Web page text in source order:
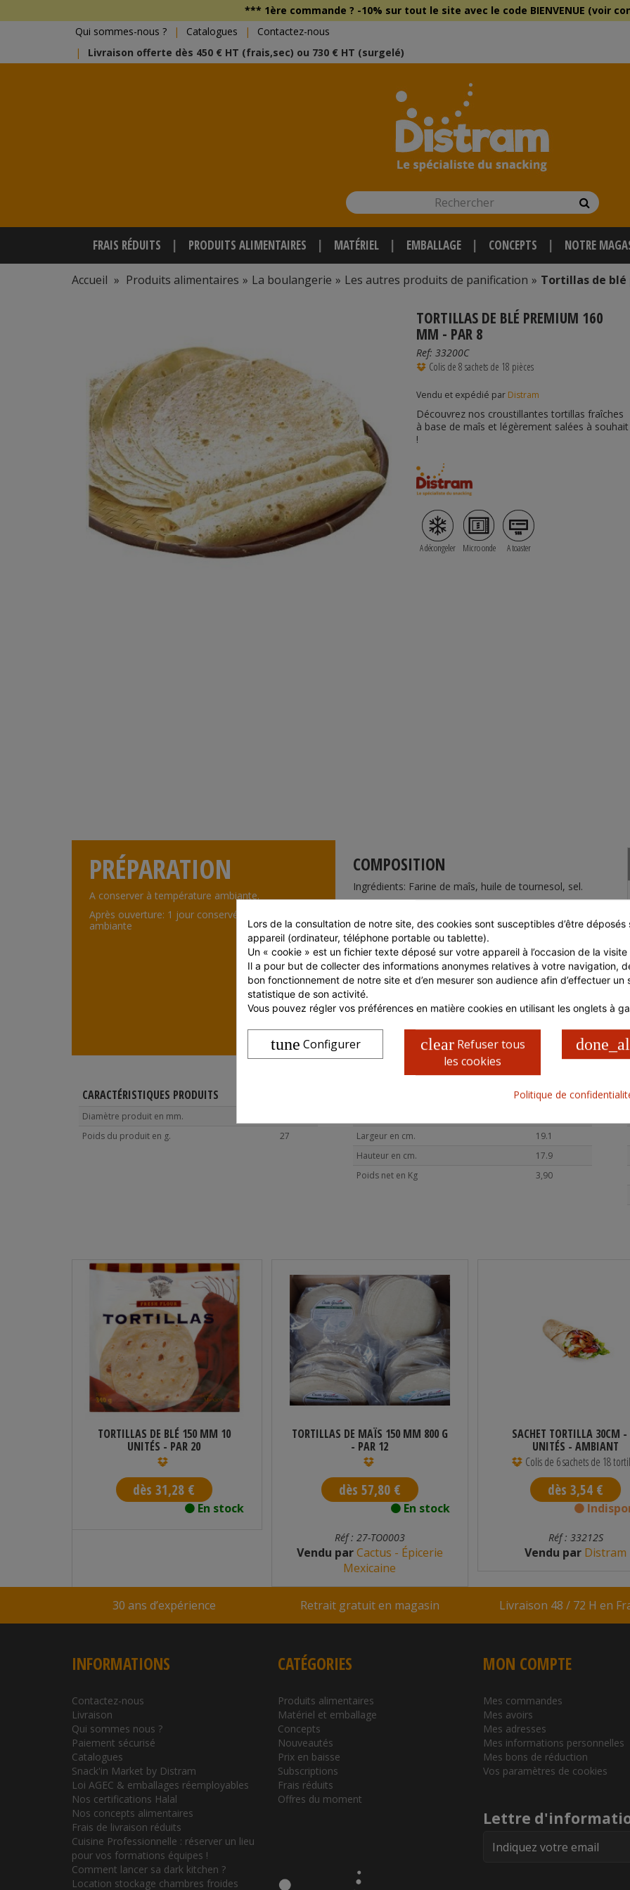
*** 1ère commande ? -10% sur tout le site avec le code BIENVENUE (voir
Qui sommes-nous ?
Catalogues
Contactez-nous
Livraison offerte dès 450 € HT (frais,sec) ou 730 € HT (surgelé)
Rechercher Rechercher
FRAIS RÉDUITS PRODUITS ALIMENTAIRES MATÉRIEL EMBALLAGE CONCEPTS NOTRE
Accueil » Produits alimentaires » La boulangerie » Les autres produits de panification » Tortillas de blé
TORTILLAS DE BLÉ PREMIUM 160
MM - PAR 8
Ref: 33200C
Colis de 8 sachets de 18 pièces
Vendu et expédié par Distram
Découvrez nos croustillantes tortillas fraîches
à base de maîs et légèrement salées à souhait
!
A décongeler Micro onde A toaster
PRÉPARATION
A conserver à température ambiante.
Après ouverture: 1 jour conservé à température
ambiante
COMPOSITION
Ingrédients: Farine de maîs, huile de tournesol, sel.
Garantie sans OGM
Garantie sans ionisation
Cette composition est donnée à titre commerciale et seule la
liste d'ingrédients qui figure sur l'étiquette du produit fait foi.
Prenez connaissance des informations présentes sur
l'emballage du produit, à la livraison et/ou avant toute
consommation, notamment si vous présentez des risques
d'allergies.
CARACTÉRISTIQUES PRODUITS
Diamètre produit en mm.
Poids du produit en g.
27
Largeur en cm.
19.1
Hauteur en cm.
17.9
Poids net en Kg
3,90
TORTILLAS DE BLÉ 150 MM 10
UNITÉS - PAR 20
dès 31,28 €
En stock
TORTILLAS DE MAÏS 150 MM 800 G
- PAR 12
dès 57,80 €
En stock
Réf : 27-TO0003
Vendu parCactus - Épicerie
Mexicaine
SACHET TORTILLA 30CM -
UNITÉS - AMBIANT
Colis de 6 sachets de 18
dès 3,54 €
Réf : 33212S
Vendu par Distram
30 ans d’expérience Retrait gratuit en magasin Livraison 48 / 72 H en
INFORMATIONS
Contactez-nous
Livraison
Qui sommes nous ?
Paiement sécurisé
Catalogues
Snack'in Market by Distram
Loi AGEC & emballages réemployables
Nos certifications Halal
Nos concepts alimentaires
Frais de livraison réduits
Cuisine Professionnelle : réserver un lieu
pour vos formations équipes !
Comment lancer sa dark kitchen ?
Location stockage chambres froides
CATÉGORIES
Produits alimentaires
Matériel et emballage
Concepts
Nouveautés
Prix en baisse
Subscriptions
Frais réduits
Offres du moment
MON COMPTE
Mes commandes
Mes avoirs
Mes adresses
Mes informations personnelles
Mes bons de réduction
Vos paramètres de cookies
Lettre
Lors de la consultation de notre site, des cookies sont susceptibles d’être déposés
appareil (ordinateur, téléphone portable ou tablette).
Un « cookie » est un fichier texte déposé sur votre appareil à l’occasion de la
Il a pour but de collecter des informations anonymes relatives à votre navigation,
bon fonctionnement de notre site et d’en mesurer son audience afin d’effectuer un
statistique de son activité.
Vous pouvez régler vos préférences en matière cookies en utilisant les onglets à
clear Refuser tous
les cookies
tune Configurer
Politique de